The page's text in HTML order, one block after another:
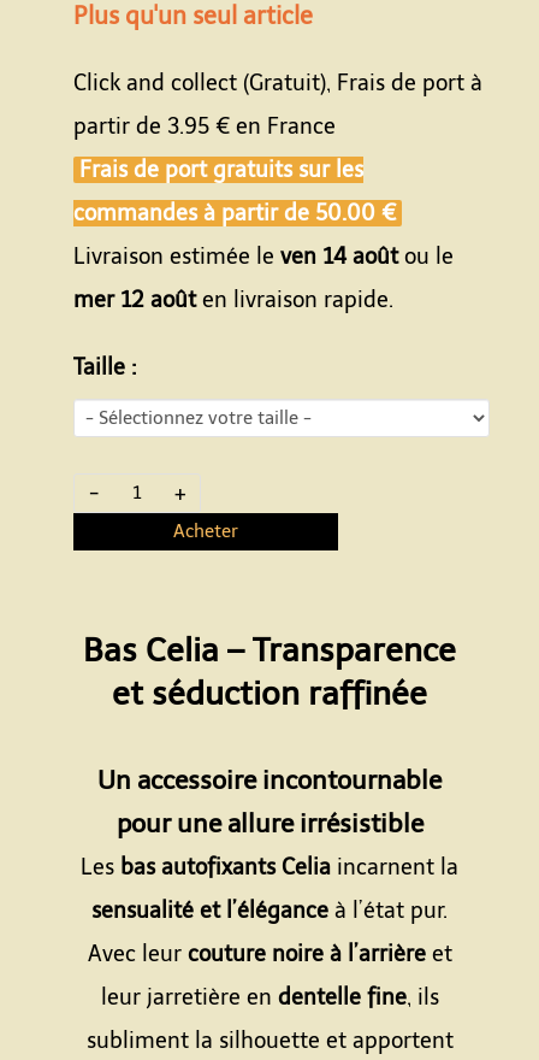
Plus qu'un seul article
Click and collect (Gratuit), Frais de port à
partir de 3.95 € en France
Frais de port gratuits sur les
commandes à partir de 50.00 €
Livraison estimée le ven 14 aoûtou le
mer 12 aoûten livraison rapide.
Taille :
- +
Acheter
Bas Celia – Transparence
et séduction raffinée
Un accessoire incontournable
pour une allure irrésistible
Les bas autofixants Celia incarnent la
sensualité et l’élégance à l’état pur.
Avec leur couture noire à l’arrièreet
leur jarretière en dentelle fine, ils
subliment la silhouette et apportent